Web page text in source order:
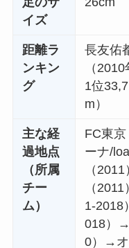
イズ
距離ラ
ンキン
グ
長友佑
（
1位
m）
主な経
過地点
（所属
チー
ム）
FC東
ーナ/
（
（
1-2018
018）
0）→オ